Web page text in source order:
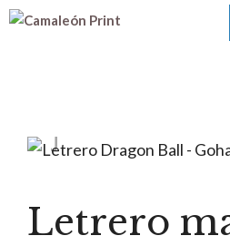
Saltar
Letrero